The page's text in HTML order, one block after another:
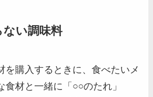
い調味料
を購入するときに、食べたいメ
食材と一緒に「○○のたれ」